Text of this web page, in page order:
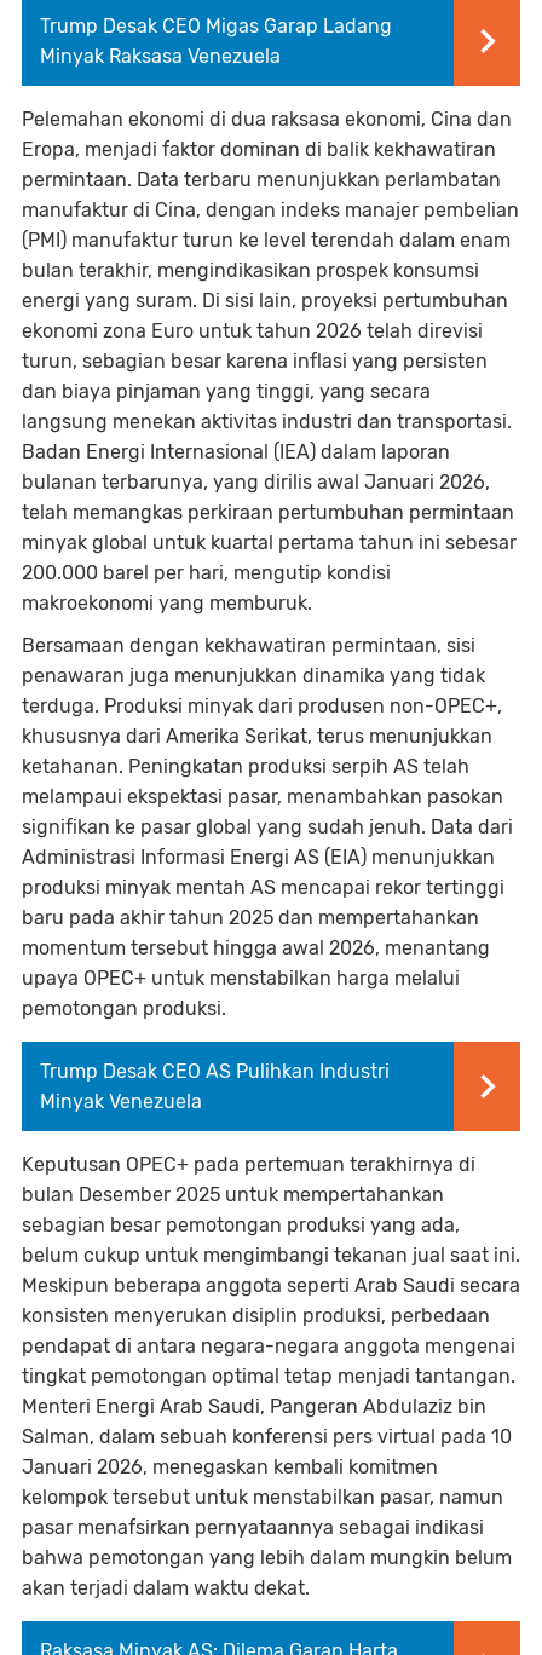
Trump Desak CEO Migas Garap Ladang
Minyak Raksasa Venezuela
Pelemahan ekonomi di dua raksasa ekonomi, Cina dan
Eropa, menjadi faktor dominan di balik kekhawatiran
permintaan. Data terbaru menunjukkan perlambatan
manufaktur di Cina, dengan indeks manajer pembelian
(PMI) manufaktur turun ke level terendah dalam enam
bulan terakhir, mengindikasikan prospek konsumsi
energi yang suram. Di sisi lain, proyeksi pertumbuhan
ekonomi zona Euro untuk tahun 2026 telah direvisi
turun, sebagian besar karena inflasi yang persisten
dan biaya pinjaman yang tinggi, yang secara
langsung menekan aktivitas industri dan transportasi.
Badan Energi Internasional (IEA) dalam laporan
bulanan terbarunya, yang dirilis awal Januari 2026,
telah memangkas perkiraan pertumbuhan permintaan
minyak global untuk kuartal pertama tahun ini sebesar
200.000 barel per hari, mengutip kondisi
makroekonomi yang memburuk.
Bersamaan dengan kekhawatiran permintaan, sisi
penawaran juga menunjukkan dinamika yang tidak
terduga. Produksi minyak dari produsen non-OPEC+,
khususnya dari Amerika Serikat, terus menunjukkan
ketahanan. Peningkatan produksi serpih AS telah
melampaui ekspektasi pasar, menambahkan pasokan
signifikan ke pasar global yang sudah jenuh. Data dari
Administrasi Informasi Energi AS (EIA) menunjukkan
produksi minyak mentah AS mencapai rekor tertinggi
baru pada akhir tahun 2025 dan mempertahankan
momentum tersebut hingga awal 2026, menantang
upaya OPEC+ untuk menstabilkan harga melalui
pemotongan produksi.
Trump Desak CEO AS Pulihkan Industri
Minyak Venezuela
Keputusan OPEC+ pada pertemuan terakhirnya di
bulan Desember 2025 untuk mempertahankan
sebagian besar pemotongan produksi yang ada,
belum cukup untuk mengimbangi tekanan jual saat ini.
Meskipun beberapa anggota seperti Arab Saudi secara
konsisten menyerukan disiplin produksi, perbedaan
pendapat di antara negara-negara anggota mengenai
tingkat pemotongan optimal tetap menjadi tantangan.
Menteri Energi Arab Saudi, Pangeran Abdulaziz bin
Salman, dalam sebuah konferensi pers virtual pada 10
Januari 2026, menegaskan kembali komitmen
kelompok tersebut untuk menstabilkan pasar, namun
pasar menafsirkan pernyataannya sebagai indikasi
bahwa pemotongan yang lebih dalam mungkin belum
akan terjadi dalam waktu dekat.